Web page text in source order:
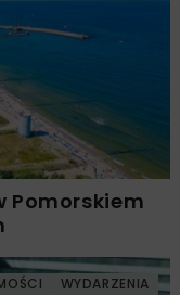
Pomorskiem
WYDARZENIA